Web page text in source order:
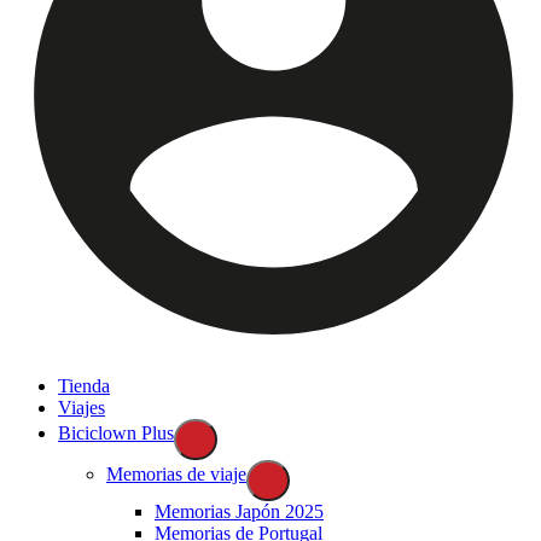
Tienda
Viajes
Biciclown Plus
Memorias de viaje
Memorias Japón 2025
Memorias de Portugal